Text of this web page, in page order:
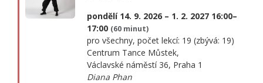
pondělí 14. 9. 2026 – 1. 2. 2027 16:00–
17:00 (60 minut)
pro všechny, počet lekcí: 19 (zbývá: 19)
Centrum Tance Můstek,
Václavské náměstí 36, Praha 1
Diana Phan